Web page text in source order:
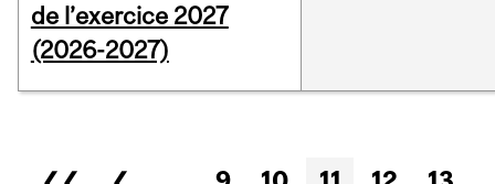
de l’exercice 2027
(2026-2027)
Pages